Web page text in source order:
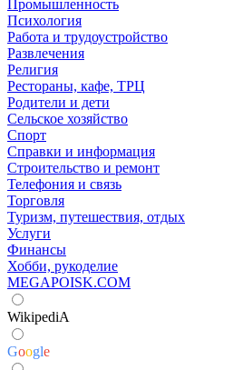
Промышленность
Психология
Работа и трудоустройство
Развлечения
Религия
Рестораны, кафе, ТРЦ
Родители и дети
Сельское хозяйство
Спорт
Справки и информация
Строительство и ремонт
Телефония и связь
Торговля
Туризм, путешествия, отдых
Услуги
Финансы
Хобби, рукоделие
MEGAPOISK.COM
WikipediA
Google